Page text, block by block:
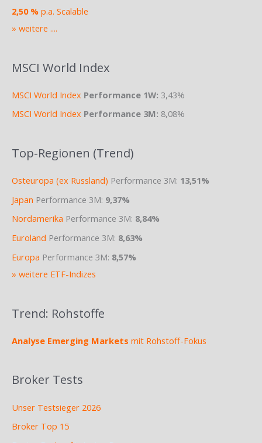
2,50 % p.a. Scalable
» weitere ....
MSCI World Index
MSCI World Index Performance 1W: 3,43%
MSCI World Index Performance 3M: 8,08%
Top-Regionen (Trend)
Osteuropa (ex Russland) Performance 3M: 13,51%
Japan Performance 3M: 9,37%
Nordamerika Performance 3M: 8,84%
Euroland Performance 3M: 8,63%
Europa Performance 3M: 8,57%
» weitere ETF-Indizes
Trend: Rohstoffe
Analyse Emerging Markets mit Rohstoff-Fokus
Broker Tests
Unser Testsieger 2026
Broker Top 15